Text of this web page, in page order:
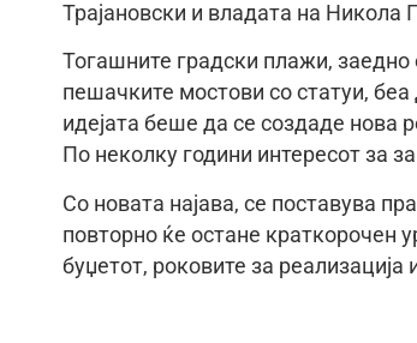
Трајановски и владата на Никола
Тогашните градски плажи, заедно
пешачките мостови со статуи,
идејата беше да се создаде нова
По неколку години интересот за
Со новата најава, се поставува
повторно ќе остане краткорочен
буџетот, роковите за